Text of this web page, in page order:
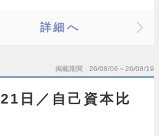
詳細へ
掲載期間 26/08/06～26/08/19
日／自己資本比